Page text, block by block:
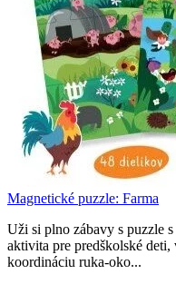
Magnetické puzzle: Farma
Uži si plno zábavy s puzzle
aktivita pre predškolské
koordináciu ruka-oko...